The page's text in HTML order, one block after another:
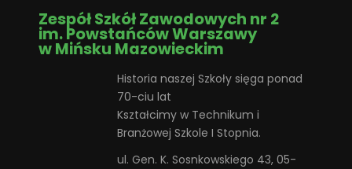
Zespół Szkół Zawodowych nr 2
im. Powstańców Warszawy
w Mińsku Mazowieckim
Historia naszej Szkoły sięga ponad
70-ciu lat
Kształcimy w Technikum i
Branżowej Szkole I Stopnia.
ul. Gen. K. Sosnkowskiego 43, 05-